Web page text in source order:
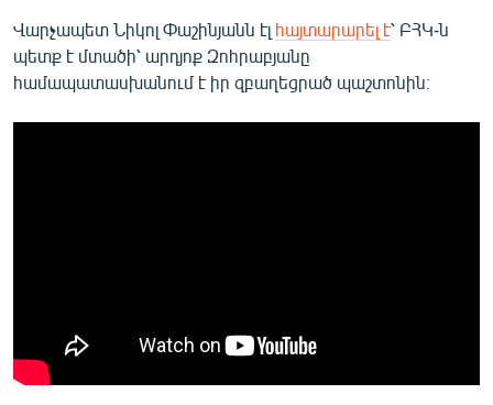
Վարչապետ Նիկոլ Փաշինյանն էլ հայտարարել է՝ ԲՀԿ-ն
պետք է մտածի՝ արդյոք Զոհրաբյանը
համապատասխանում է իր զբաղեցրած պաշտոնին։